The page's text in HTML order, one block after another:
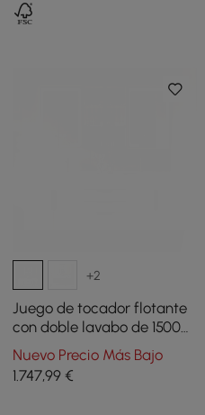
+2
Juego de tocador flotante
con doble lavabo de 1500
mm con botiquín LED con
almacenamiento
Nuevo Precio Más Bajo
1.747,99 €